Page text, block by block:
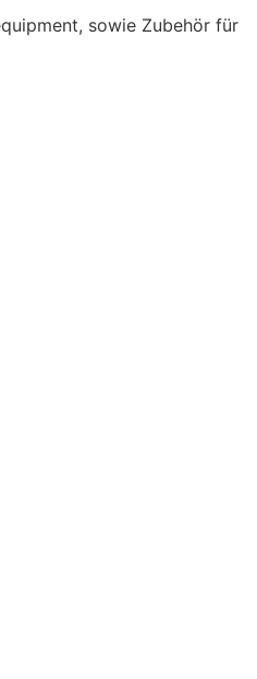
sowie Zubehör für